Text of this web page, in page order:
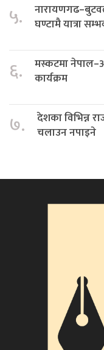
५.
घण्टामै यात्रा
६.
मस्कटमा
कार्यक्रम
७.
देशका विभिन्न
चलाउन नपाइने